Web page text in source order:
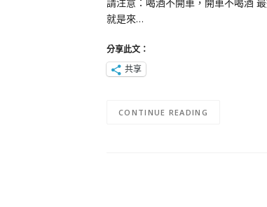
就是來…
分享此文：
共享
CONTINUE READING